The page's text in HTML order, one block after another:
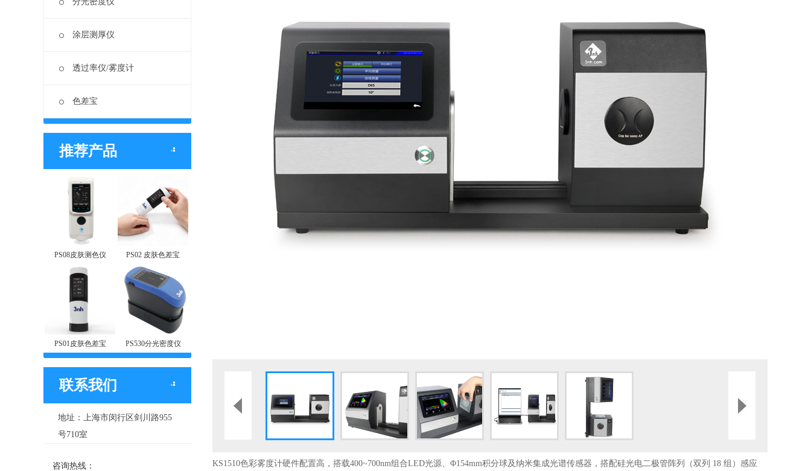
涂层测厚仪
透过率仪/雾度计
色差宝
推荐产品
PS08皮肤测色仪 PS02 皮肤色差宝
PS01皮肤色差宝 PS530分光密度仪
联系我们
地址：上海市闵行区剑川路955
号710室
咨询热线：
KS1510色彩雾度计硬件配置高，搭载400~700nm组合LED光源、Φ154mm积分球及纳米集成光谱传感器，搭配硅光电二极管阵列（双列 18 组）感应